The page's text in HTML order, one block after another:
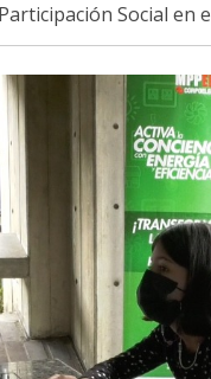
Social en